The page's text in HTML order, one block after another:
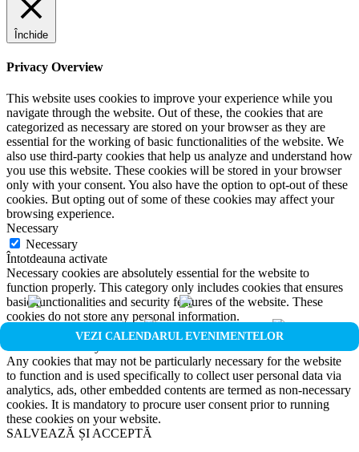
VEZI CALENDARUL EVENIMENTELOR
Închide
Privacy Overview
This website uses cookies to improve your experience while you
navigate through the website. Out of these, the cookies that are
categorized as necessary are stored on your browser as they are
essential for the working of basic functionalities of the website. We
also use third-party cookies that help us analyze and understand how
you use this website. These cookies will be stored in your browser
only with your consent. You also have the option to opt-out of these
cookies. But opting out of some of these cookies may affect your
browsing experience.
Necessary
Necessary
Întotdeauna activate
Necessary cookies are absolutely essential for the website to
function properly. This category only includes cookies that ensures
basic functionalities and security features of the website. These
cookies do not store any personal information.
Non-necessary
Any cookies that may not be particularly necessary for the website
to function and is used specifically to collect user personal data via
analytics, ads, other embedded contents are termed as non-necessary
cookies. It is mandatory to procure user consent prior to running
these cookies on your website.
SALVEAZĂ ȘI ACCEPTĂ